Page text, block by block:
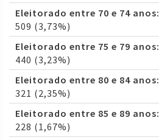
Eleitorado entre 70 e 74 anos:
509 (3,73%)
Eleitorado entre 75 e 79 anos:
440 (3,23%)
Eleitorado entre 80 e 84 anos:
321 (2,35%)
Eleitorado entre 85 e 89 anos:
228 (1,67%)